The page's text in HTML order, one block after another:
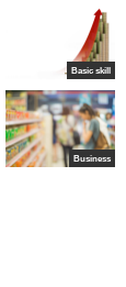
Basic skill
Business